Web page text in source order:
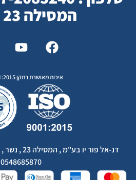
המסילה 23 , נשר
איכות מאושרת בתקן ISO 9001:2015
0548685870